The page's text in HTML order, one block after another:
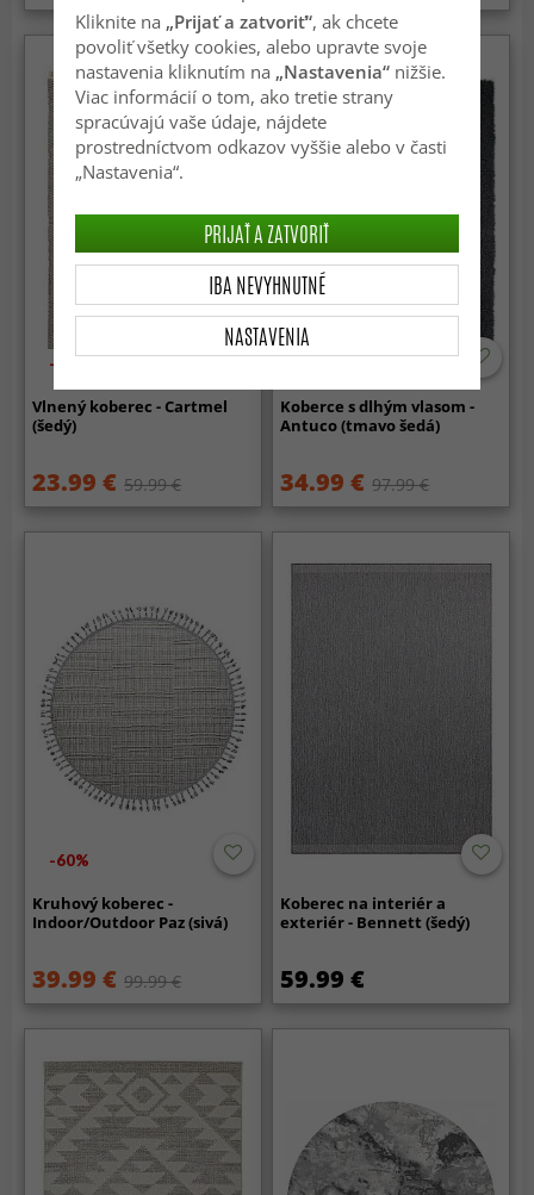
-60%
Vlnený koberec - Cartmel
(šedý)
23.99 € 59.99 €
Koberce s dlhým vlasom -
Antuco (tmavo šedá)
34.99 € 97.99 €
-60%
Kruhový koberec -
Indoor/Outdoor Paz (sivá)
39.99 € 99.99 €
Koberec na interiér a
exteriér - Bennett (šedý)
59.99 €
Kliknite na „Prijať a zatvoriť“, ak chcete
povoliť všetky cookies, alebo upravte svoje
nastavenia kliknutím na „Nastavenia“nižšie.
Viac informácií o tom, ako tretie strany
spracúvajú vaše údaje, nájdete
prostredníctvom odkazov vyššie alebo v časti
„Nastavenia“.
NASTAVENIA
IBA NEVYHNUTNÉ
PRIJAŤ A ZATVORIŤ